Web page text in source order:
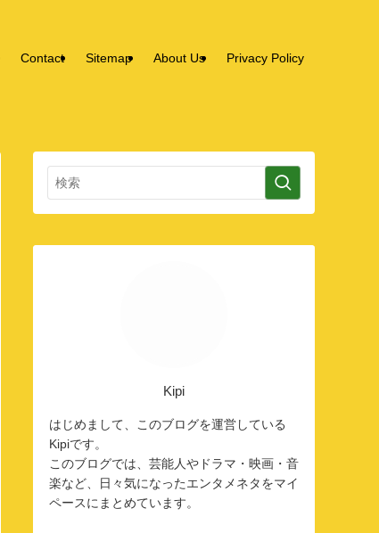
Contact Sitemap About Us Privacy Policy
Kipi
はじめまして、このブログを運営している
Kipiです。
このブログでは、芸能人やドラマ・映画・音
楽など、日々気になったエンタメネタをマイ
ペースにまとめています。